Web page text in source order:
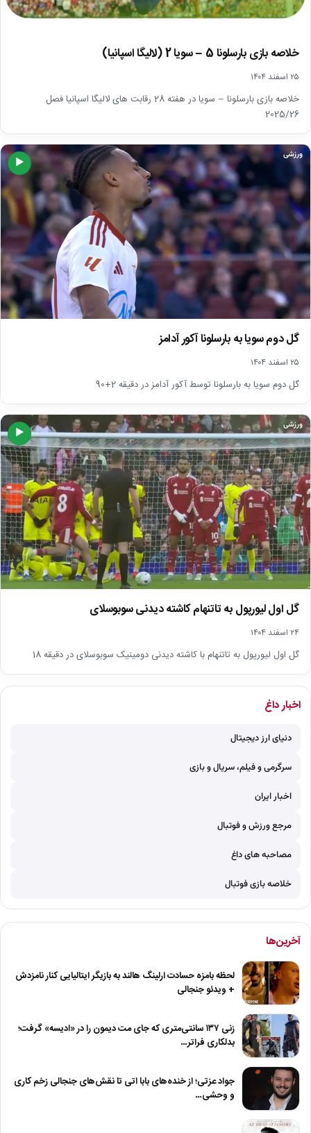
خلاصه بازی بارسلونا 5 – سویا 2 (لالیگا اسپانیا)
۲۵ اسفند ۱۴۰۴
خلاصه بازی بارسلونا – سویا در هفته 28 رقابت های لالیگا اسپانیا فصل
2025/26
▶
ورزشی
گل دوم سویا به بارسلونا آکور آدامز
۲۵ اسفند ۱۴۰۴
گل دوم سویا به بارسلونا توسط آکور آدامز در دقیقه 2+90
▶
ورزشی
گل اول لیورپول به تاتنهام کاشته دیدنی سوبوسلای
۲۴ اسفند ۱۴۰۴
گل اول لیورپول به تاتنهام با کاشته دیدنی دومینیک سوبوسلای در دقیقه 18
اخبار داغ
دنیای ارز دیجیتال
سرگرمی و فیلم، سریال و بازی
اخبار ایران
مرجع ورزش و فوتبال
مصاحبه های داغ
خلاصه بازی فوتبال
آخرین‌ها
لحظه بامزه حسادت ارلینگ هالند به بازیگر ایتالیایی کنار نامزدش
+ ویدئو جنجالی
زنی ۱۳۷ سانتی‌متری که جای مت دیمون را در «ادیسه» گرفت؛
بدلکاری فراتر…
جواد عزتی؛ از خنده‌های بابا اتی تا نقش‌های جنجالی زخم کاری
و وحشی…